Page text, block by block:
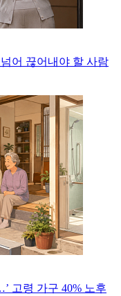
어 끊어내야 할 사람
고령 가구 40% 노후